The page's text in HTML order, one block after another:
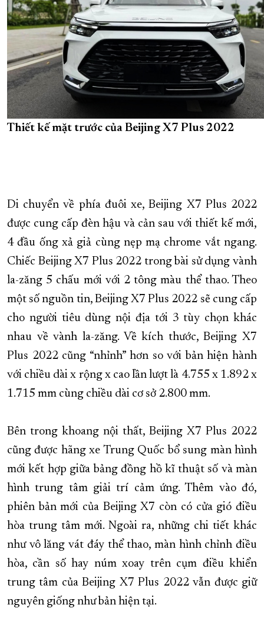
Thiết kế mặt trước của Beijing X7 Plus 2022
Di chuyển về phía đuôi xe, Beijing X7 Plus 2022
được cung cấp đèn hậu và cản sau với thiết kế mới,
4 đầu ống xả giả cùng nẹp mạ chrome vắt ngang.
Chiếc Beijing X7 Plus 2022 trong bài sử dụng vành
la-zăng 5 chấu mới với 2 tông màu thể thao. Theo
một số nguồn tin, Beijing X7 Plus 2022 sẽ cung cấp
cho người tiêu dùng nội địa tới 3 tùy chọn khác
nhau về vành la-zăng. Về kích thước, Beijing X7
Plus 2022 cũng “nhỉnh” hơn so với bản hiện hành
với chiều dài x rộng x cao lần lượt là 4.755 x 1.892 x
1.715 mm cùng chiều dài cơ sở 2.800 mm.
Bên trong khoang nội thất, Beijing X7 Plus 2022
cũng được hãng xe Trung Quốc bổ sung màn hình
mới kết hợp giữa bảng đồng hồ kĩ thuật số và màn
hình trung tâm giải trí cảm ứng. Thêm vào đó,
phiên bản mới của Beijing X7 còn có cửa gió điều
hòa trung tâm mới. Ngoài ra, những chi tiết khác
như vô lăng vát đáy thể thao, màn hình chỉnh điều
hòa, cần số hay núm xoay trên cụm điều khiển
trung tâm của Beijing X7 Plus 2022 vẫn được giữ
nguyên giống như bản hiện tại.